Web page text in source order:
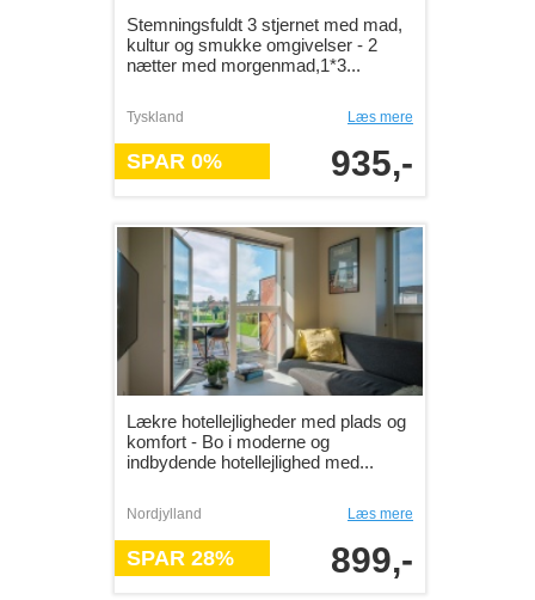
Stemningsfuldt 3 stjernet med mad,
kultur og smukke omgivelser - 2
nætter med morgenmad,1*3...
Tyskland Læs mere
SPAR 0% 935,-
Lækre hotellejligheder med plads og
komfort - Bo i moderne og
indbydende hotellejlighed med...
Nordjylland Læs mere
SPAR 28% 899,-